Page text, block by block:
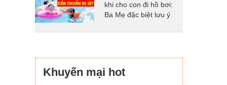
khi cho con đi hồ bơi:
Ba Mẹ đặc biệt lưu ý
Khuyến mại hot